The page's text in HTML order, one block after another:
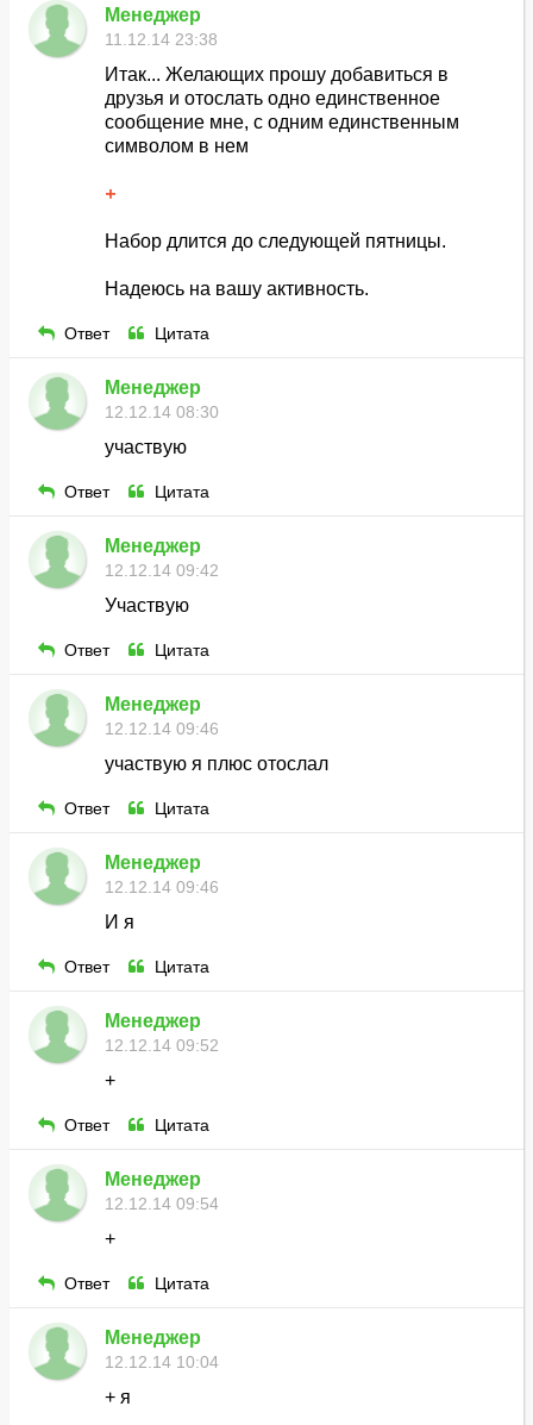
Менеджер
11.12.14 23:38
Итак... Желающих прошу добавиться в
друзья и отослать одно единственное
сообщение мне, с одним единственным
символом в нем
+
Набор длится до следующей пятницы.
Надеюсь на вашу активность.
Ответ Цитата
Менеджер
12.12.14 08:30
участвую
Ответ Цитата
Менеджер
12.12.14 09:42
Участвую
Ответ Цитата
Менеджер
12.12.14 09:46
участвую я плюс отослал
Ответ Цитата
Менеджер
12.12.14 09:46
И я
Ответ Цитата
Менеджер
12.12.14 09:52
+
Ответ Цитата
Менеджер
12.12.14 09:54
+
Ответ Цитата
Менеджер
12.12.14 10:04
+ я